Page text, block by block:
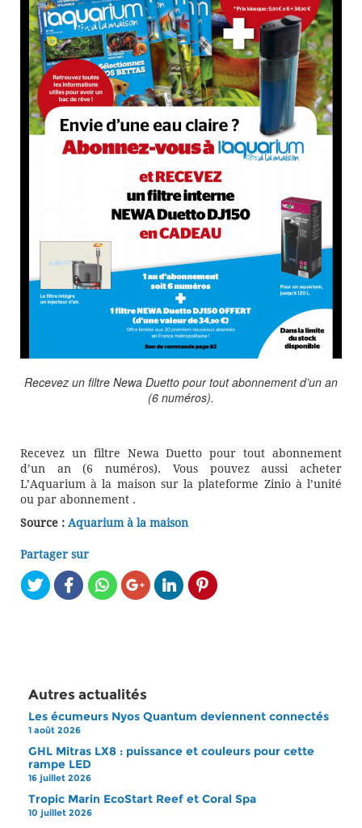
Recevez un filtre Newa Duetto pour tout abonnement d’un an
(6 numéros).
Recevez un filtre Newa Duetto pour tout abonnement
d’un an (6 numéros). Vous pouvez aussi acheter
L’Aquarium à la maison sur la plateforme Zinio à l’unité
ou par abonnement .
Source : Aquarium à la maison
Partager sur
Autres actualités
Les écumeurs Nyos Quantum deviennent connectés
1 août 2026
GHL Mitras LX8 : puissance et couleurs pour cette
rampe LED
16 juillet 2026
Tropic Marin EcoStart Reef et Coral Spa
10 juillet 2026